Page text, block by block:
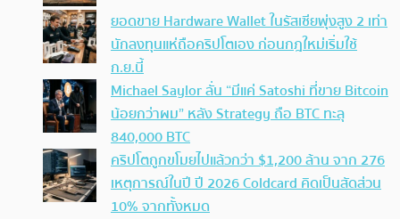
ยอดขาย Hardware Wallet ในรัสเซียพุ่งสูง 2 เท่า
นักลงทุนแห่ถือคริปโตเอง ก่อนกฎใหม่เริ่มใช้
ก.ย.นี้
Michael Saylor ลั่น “มีแค่ Satoshi ที่ขาย Bitcoin
น้อยกว่าผม” หลัง Strategy ถือ BTC ทะลุ
840,000 BTC
คริปโตถูกขโมยไปแล้วกว่า $1,200 ล้าน จาก 276
เหตุการณ์ในปี ปี 2026 Coldcard คิดเป็นสัดส่วน
10% จากทั้งหมด